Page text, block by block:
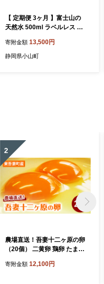
【 定期便 3ヶ月 】富士山の
天然水 500ml ラベルレス × 2
ネラルウォーター 500ml 水
エコ ペットボトル 天然水 飲
寄附金額 13,500円
静岡県小山町
2
農場直送！吾妻十二ヶ原の卵
（20個） 二黄卵 鶏卵 たまご
卵かけごはん 堀田養鶏場 群
寄附金額 12,100円